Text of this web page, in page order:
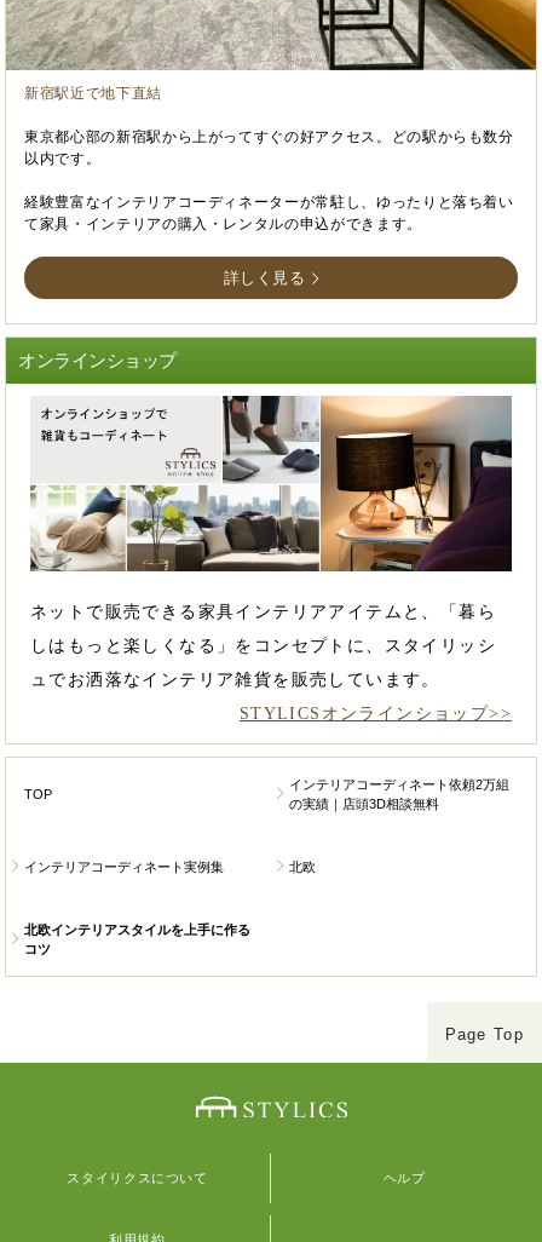
新宿駅近で地下直結
東京都心部の新宿駅から上がってすぐの好アクセス。どの駅からも数分
以内です。
経験豊富なインテリアコーディネーターが常駐し、ゆったりと落ち着い
て家具・インテリアの購入・レンタルの申込ができます。
詳しく見る
オンラインショップ
ネットで販売できる家具インテリアアイテムと、「暮ら
しはもっと楽しくなる」をコンセプトに、スタイリッシ
ュでお洒落なインテリア雑貨を販売しています。
STYLICSオンラインショップ>>
TOP
インテリアコーディネート依頼2万組
の実績｜店頭3D相談無料
インテリアコーディネート実例集 北欧
北欧インテリアスタイルを上手に作る
コツ
Page Top
スタイリクスについて ヘルプ